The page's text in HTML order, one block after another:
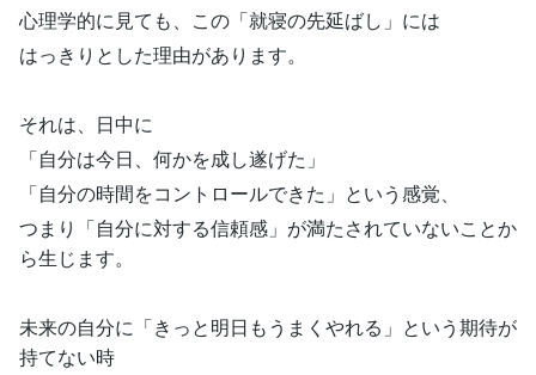
心理学的に見ても、この「就寝の先延ばし」には
はっきりとした理由があります。
それは、日中に
「自分は今日、何かを成し遂げた」
「自分の時間をコントロールできた」という感覚、
つまり「自分に対する信頼感」が満たされていないことか
ら生じます。
未来の自分に「きっと明日もうまくやれる」という期待が
持てない時